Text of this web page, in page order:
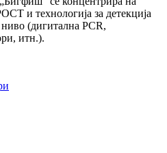
и технологија за детекција
(дигитална PCR,
итн.).